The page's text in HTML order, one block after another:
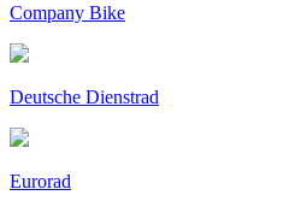
Company Bike
Deutsche Dienstrad
Eurorad